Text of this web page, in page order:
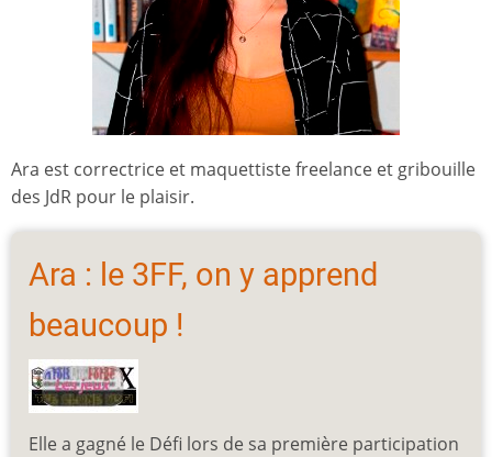
Ara est correctrice et maquettiste freelance et gribouille
des JdR pour le plaisir.
Ara : le 3FF, on y apprend
beaucoup !
Elle a gagné le Défi lors de sa première participation